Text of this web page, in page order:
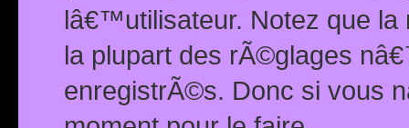
lâ€™utilisateur. Notez que la
la plupart des rÃ©glages
enregistrÃ©s. Donc si vous